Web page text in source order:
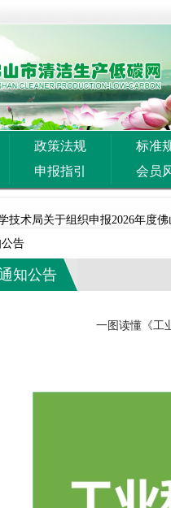
政策法规
标准
申报指引 会员
传方案
生产与低碳经济协会 佛山市陶
企业服务局转发广东省工业和
革委等部门关于开展重点行业
技术局关于组织申报2026年度
局关于《2026年广东省重点节
和信息化厅关于开展2026年度
技术厅 广东省财政厅 国家税务
关于组织开展2026年度工业节
化部办公厅关于组织开展2026
五”生态环保重点任务发布
告
知公告
一图读懂《工